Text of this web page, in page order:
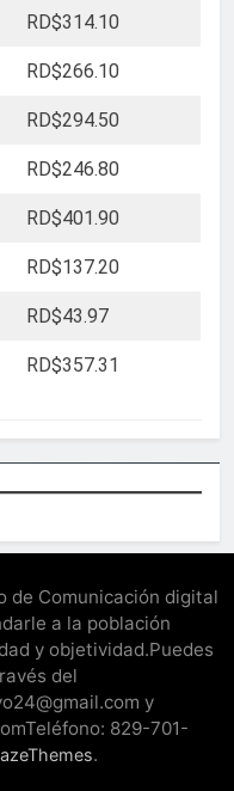
RD$314.10
RD$266.10
RD$294.50
RD$246.80
RD$401.90
RD$137.20
RD$43.97
RD$357.31
de Comunicación digital
a la población
y objetividad.Puedes
del
y
829-701-
.